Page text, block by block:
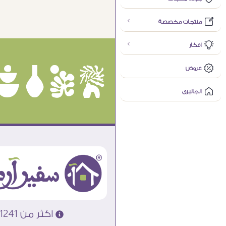
منتجات مخصصة
افكار
عروض
الجاليرى
اكثر من 31241 تابلوه مودرن